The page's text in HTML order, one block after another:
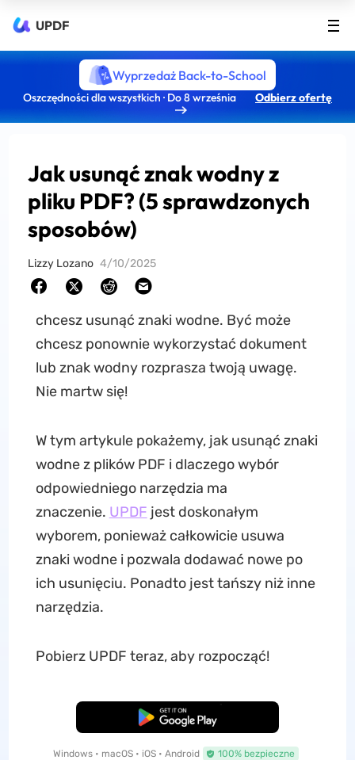
UPDF
Wyprzedaż Back-to-School
Oszczędności dla wszystkich · Do 8 września Odbierz ofertę
Jak usunąć znak wodny z
pliku PDF? (5 sprawdzonych
sposobów)
Lizzy Lozano 4/10/2025
chcesz usunąć znaki wodne. Być może
chcesz ponownie wykorzystać dokument
lub znak wodny rozprasza twoją uwagę.
Nie martw się!
W tym artykule pokażemy, jak usunąć znaki
wodne z plików PDF i dlaczego wybór
odpowiedniego narzędzia ma
znaczenie. UPDF jest doskonałym
wyborem, ponieważ całkowicie usuwa
znaki wodne i pozwala dodawać nowe po
ich usunięciu. Ponadto jest tańszy niż inne
narzędzia.
Pobierz UPDF teraz, aby rozpocząć!
Pobierz za darmo
Windows • macOS • iOS • Android 100% bezpieczne